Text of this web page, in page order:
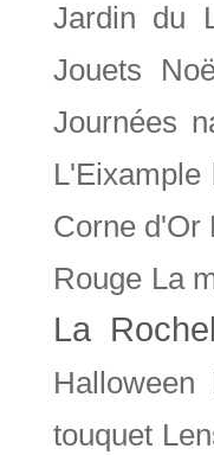
Jardin du
Jouets
Journées
L'Eixample
Corne d'Or
Rouge La
La
Halloween
touquet